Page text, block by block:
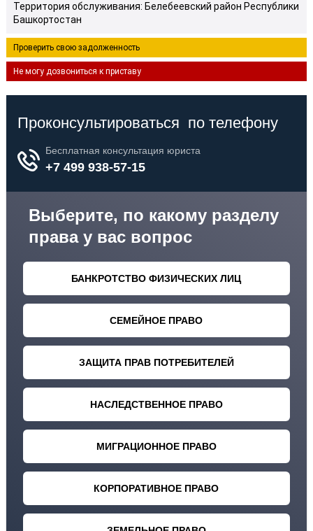
Территория обслуживания: Белебеевский район Республики
Башкортостан
Проверить свою задолженность
Не могу дозвониться к приставу